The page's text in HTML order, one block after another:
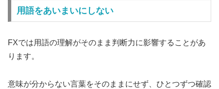
用語をあいまいにしない
FXでは用語の理解がそのまま判断力に影響することがあ
ります。
意味が分からない言葉をそのままにせず、ひとつずつ確認